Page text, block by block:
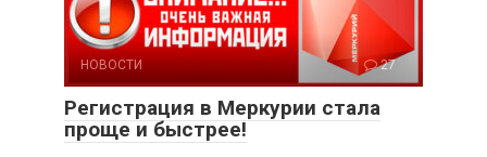
НОВОСТИ 27
Регистрация в Меркурии стала
проще и быстрее!